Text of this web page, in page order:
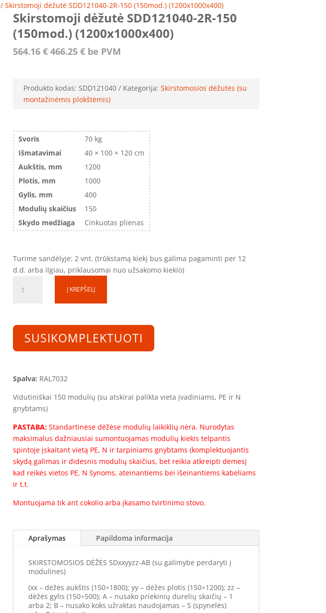
/ Skirstomoji dėžutė SDD121040-2R-150 (150mod.) (1200x1000x400)
Skirstomoji dėžutė SDD121040-2R-150
(150mod.) (1200x1000x400)
564.16 € 466.25 €be PVM
Produkto kodas: SDD121040 Kategorija: Skirstomosios dėžutės (su
montažinėmis plokštėmis)
Svoris
70 kg
Išmatavimai
40 × 100 × 120 cm
Aukštis, mm
1200
Plotis, mm
1000
Gylis, mm
400
Modulių skaičius
150
Skydo medžiaga
Cinkuotas plienas
Turime sandėlyje: 2 vnt. (trūkstamą kiekį bus galima pagaminti per 12
d.d. arba ilgiau, priklausomai nuo užsakomo kiekio)
kiekis:
SDD121040-
150
Į KREPŠELĮ
SUSIKOMPLEKTUOTI
Spalva: RAL7032
Vidutiniškai 150 modulių (su atskirai palikta vieta įvadiniams, PE ir N
gnybtams)
PASTABA:Standartinėse dėžėse modulių laikiklių nėra. Nurodytas
maksimalus dažniausiai sumontuojamas modulių kiekis telpantis
spintoje įskaitant vietą PE, N ir tarpiniams gnybtams (komplektuojantis
skydą galimas ir didesnis modulių skaičius, bet reikia atkreipti dėmesį
kad reikės vietos PE, N šynoms, ateinantiems bei išeinantiems kabeliams
ir t.t.
Montuojama tik ant cokolio arba įkasamo tvirtinimo stovo.
Aprašymas Papildoma informacija
SKIRSTOMOSIOS DĖŽĖS SDxxyyzz-AB (su galimybe perdaryti į
modulines)
(xx – dėžės aukštis (150÷1800); yy – dėžės plotis (150÷1200); zz –
dėžės gylis (150÷500); A – nusako priekinių durelių skaičių – 1
arba 2; B – nusako koks užraktas naudojamas – S (spynelės)